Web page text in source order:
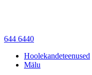
644 6440
Hoolekandeteenused
Mälu